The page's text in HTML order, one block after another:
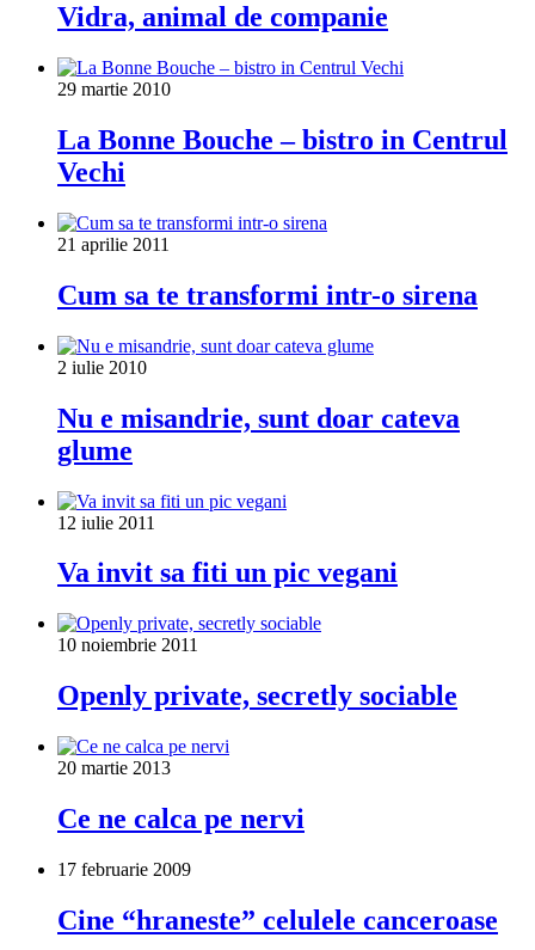
Vidra, animal de companie
29 martie 2010
La Bonne Bouche – bistro in Centrul
Vechi
21 aprilie 2011
Cum sa te transformi intr-o sirena
2 iulie 2010
Nu e misandrie, sunt doar cateva
glume
12 iulie 2011
Va invit sa fiti un pic vegani
10 noiembrie 2011
Openly private, secretly sociable
20 martie 2013
Ce ne calca pe nervi
17 februarie 2009
Cine “hraneste” celulele canceroase